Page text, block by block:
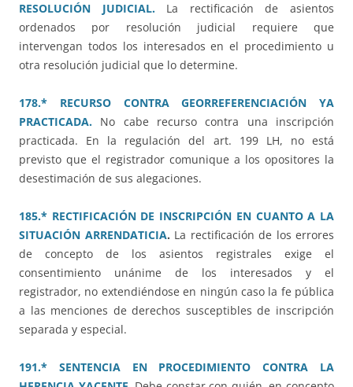
RESOLUCIÓN JUDICIAL.La rectificación de asientos
ordenados por resolución judicial requiere que
intervengan todos los interesados en el procedimiento u
otra resolución judicial que lo determine.
178.* RECURSO CONTRA GEORREFERENCIACIÓN YA
PRACTICADA. No cabe recurso contra una inscripción
practicada. En la regulación del art. 199 LH, no está
previsto que el registrador comunique a los opositores la
desestimación de sus alegaciones.
185.* RECTIFICACIÓN DE INSCRIPCIÓN EN CUANTO A LA
SITUACIÓN ARRENDATICIA. La rectificación de los errores
de concepto de los asientos registrales exige el
consentimiento unánime de los interesados y el
registrador, no extendiéndose en ningún caso la fe pública
a las menciones de derechos susceptibles de inscripción
separada y especial.
191.* SENTENCIA EN PROCEDIMIENTO CONTRA LA